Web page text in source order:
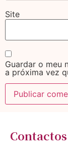
Site
Guardar o meu
a próxima vez
Contactos